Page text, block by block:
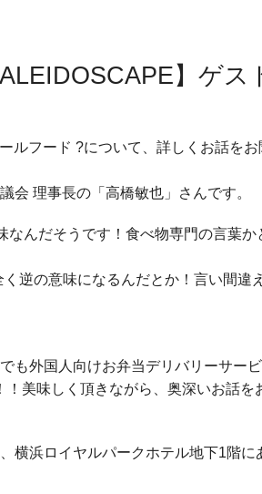
】ゲス
ルフード ?について、詳しくお話をお
会 理事長の「高橋敏也」さんです。
なんだそうです！食べ物専門の言葉か
逆の意味になるんだとか！言い間違
も外国人向けお弁当デリバリーサー
美味しく頂きながら、奥深いお話を
横浜ロイヤルパークホテル地下1階に